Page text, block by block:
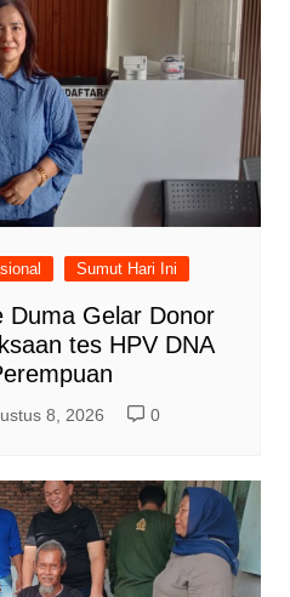
Sumut Hari Ini
Duma Gelar Donor
tes HPV DNA
8, 2026 0